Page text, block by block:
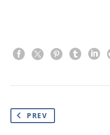
PREV